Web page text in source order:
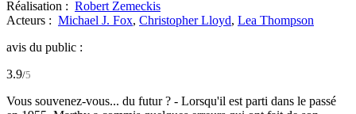
Réalisation : Robert Zemeckis
Acteurs : Michael J. Fox, Christopher Lloyd, Lea Thompson
avis du public :
3.9/5
Vous souvenez-vous... du futur ? - Lorsqu'il est parti dans le passé